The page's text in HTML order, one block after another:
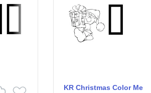
KR Christmas Color Me